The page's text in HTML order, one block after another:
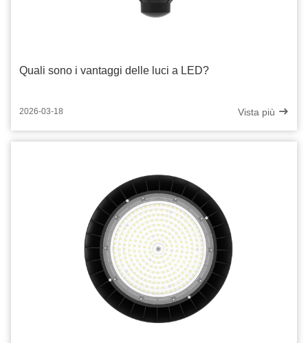
Quali sono i vantaggi delle luci a LED?
2026-03-18 Vista più